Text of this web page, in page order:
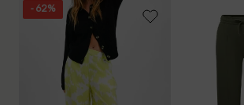
- 62%